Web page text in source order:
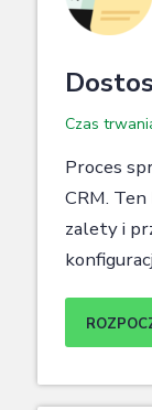
Czas
Proces
CRM.
zalety i